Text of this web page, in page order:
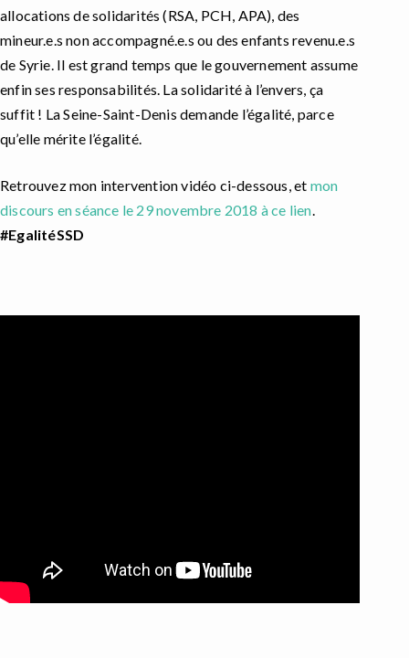
allocations de solidarités (RSA, PCH, APA), des
mineur.e.s non accompagné.e.s ou des enfants revenu.e.s
de Syrie. Il est grand temps que le gouvernement assume
enfin ses responsabilités. La solidarité à l’envers, ça
suffit ! La Seine-Saint-Denis demande l’égalité, parce
qu’elle mérite l’égalité.
Retrouvez mon intervention vidéo ci-dessous, et mon
discours en séance le 29 novembre 2018 à ce lien
#EgalitéSSD